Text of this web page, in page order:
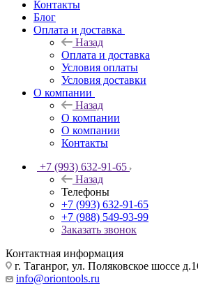
Контакты
Блог
Оплата и доставка
Назад
Оплата и доставка
Условия оплаты
Условия доставки
О компании
Назад
О компании
О компании
Контакты
+7 (993) 632-91-65
Назад
Телефоны
+7 (993) 632-91-65
+7 (988) 549-93-99
Заказать звонок
Контактная информация
г. Таганрог, ул. Поляковское шоссе
info@oriontools.ru